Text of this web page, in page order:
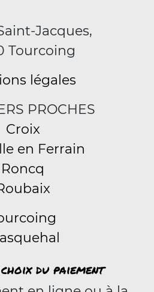
Jacques,
Tourcoing
légales
PROCHES
Croix
en Ferrain
Roncq
du paiement